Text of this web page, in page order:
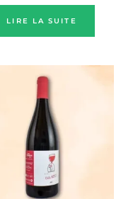
LIRE LA SUITE